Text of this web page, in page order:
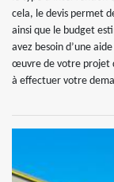
cela, le devis permet
ainsi que le budget
avez besoin d’une
œuvre de votre projet
à effectuer votre